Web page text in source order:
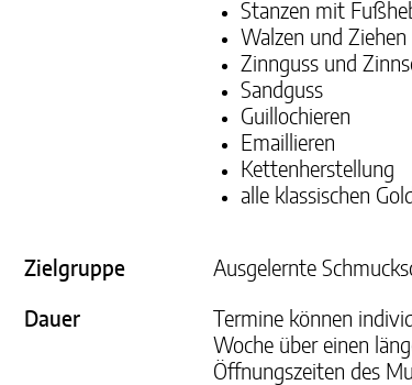
Stanzen mit
Walzen und
Zinnguss und
Sandguss
Guillochieren
Emaillieren
Kettenherstellung
alle klassischen
Zielgruppe Ausgelernte
Dauer
Termine können
Woche über einen
Öffnungszeiten des